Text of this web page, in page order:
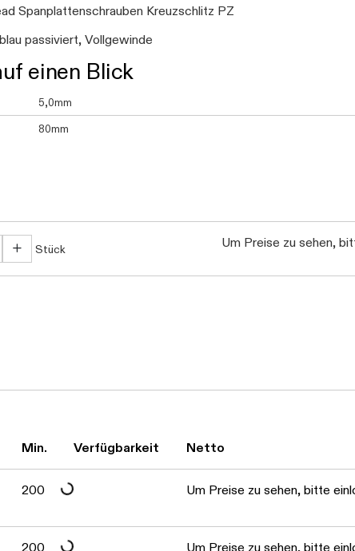
Spanplattenschrauben Kreuzschlitz PZ
passiviert, Vollgewinde
einen Blick
5,0mm
80mm
Stück Um Preise zu sehen,
Min. Verfügbarkeit Netto
200
Bitte warten... Um Preise zu sehen, bitte
200
Bitte warten... Um Preise zu sehen, bitte